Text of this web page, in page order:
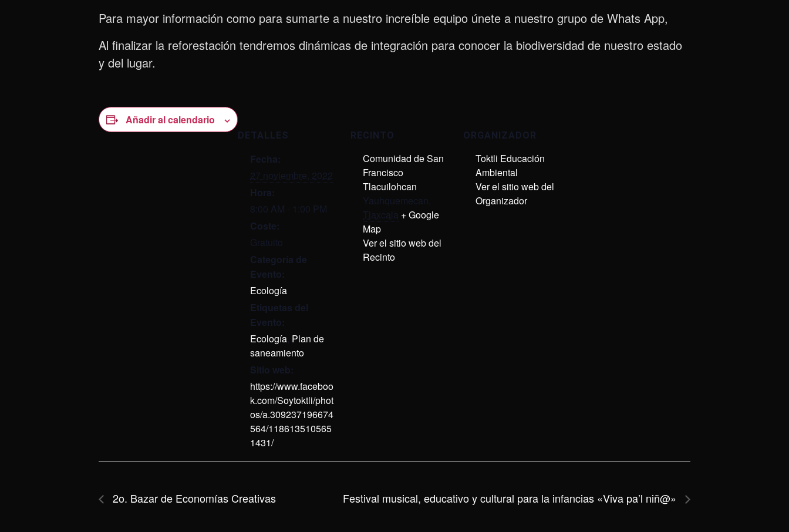
Para mayor información como para sumarte a nuestro increíble equipo únete a nuestro grupo de Whats App,
Al finalizar la reforestación tendremos dinámicas de integración para conocer la biodiversidad de nuestro estado
y del lugar.
Añadir al calendario
DETALLES
Fecha:
27 noviembre, 2022
Hora:
8:00 AM - 1:00 PM
Coste:
Gratuito
Categoría de
Evento:
Ecología
Etiquetas del
Evento:
Ecología, Plan de
saneamiento
Sitio web:
https://www.faceboo
k.com/Soytoktli/phot
os/a.309237196674
564/118613510565
1431/
RECINTO
Comunidad de San
Francisco
Tlacuilohcan
Yauhquemecan,
Tlaxcala + Google
Map
Ver el sitio web del
Recinto
ORGANIZADOR
Toktli Educación
Ambiental
Ver el sitio web del
Organizador
2o. Bazar de Economías Creativas Festival musical, educativo y cultural para la infancias «Viva pa’l niñ@»